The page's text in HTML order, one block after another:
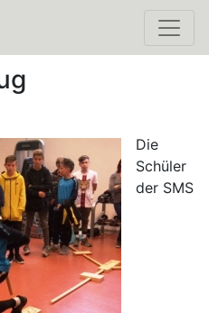
Die
Schüler
der SMS